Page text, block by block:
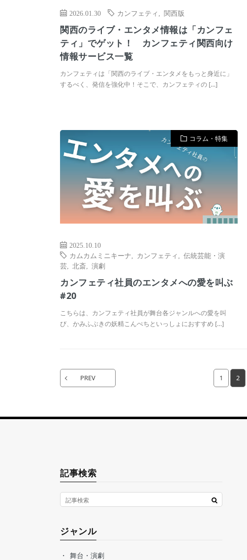
2026.01.30 カンフェティ 関西版
関西のライブ・エンタメ情報は「カンフェ
ティ」でゲット！ カンフェティ関西向け
情報サービス一覧
カンフェティは「関西のライブ・エンタメをもっと身近に」
するべく、発信を強化中！そこで、カンフェティの […]
コラム・特集
2025.10.10
カムカムミニキーナ
カンフェティ
伝統芸能・演
芸
北斎 演劇
カンフェティ社員のエンタメへの愛を叫ぶ
#20
こちらは、カンフェティ社員が舞台各ジャンルへの愛を叫
び、かみふぶきの妖精こんぺちといっしょにおすすめ […]
PREV 1 2
記事検索
ジャンル
舞台・演劇